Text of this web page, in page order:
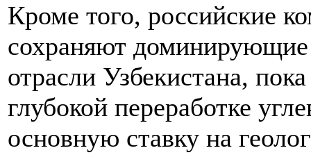
Кроме того, российские
сохраняют доминирующие
отрасли Узбекистана,
глубокой переработке
основную ставку на